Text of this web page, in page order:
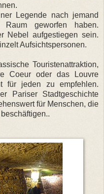
Legende nach jemand
geworfen haben.
Nebel aufgestiegen sein.
Aufsichtspersonen.
Touristenattraktion,
Coeur oder das Louvre
für jeden zu empfehlen.
Pariser Stadtgeschichte
für Menschen, die